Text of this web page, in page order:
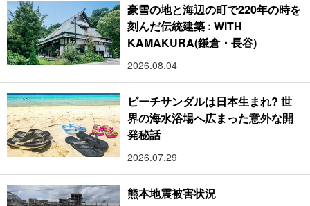
豪雪の地と海辺の町で220年の時を
刻んだ伝統建築 : WITH
KAMAKURA(鎌倉・長谷)
2026.08.04
ビーチサンダルは日本生まれ? 世
界の海水浴場へ広まった意外な開
発秘話
2026.07.29
熊本地震被害状況